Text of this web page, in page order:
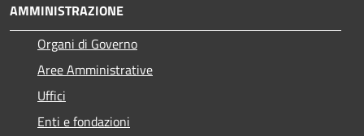
AMMINISTRAZIONE
Organi di Governo
Aree Amministrative
Uffici
Enti e fondazioni